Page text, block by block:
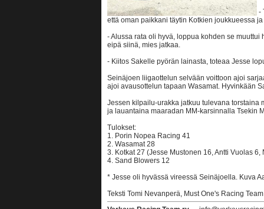
-
että oman paikkani täytin Kotkien joukkueessa
- Alussa rata oli hyvä, loppua kohden se
eipä siinä, mies jatkaa.
- Kiitos Sakelle pyörän lainasta, toteaa Jesse
Seinäjoen liigaottelun selvään voittoon ajoi
ajoi avausottelun tapaan Wasamat. Hyvinkään
Jessen kilpailu-urakka jatkuu tulevana torstaina
ja lauantaina maaradan MM-karsinnalla Tsekin
Tulokset:
1. Porin Nopea Racing 41
2. Wasamat 28
3. Kotkat 27 (Jesse Mustonen 16, Antti Vuolas
4. Sand Blowers 12
* Jesse oli hyvässä vireessä Seinäjoella. Kuva
Teksti Tomi Nevanperä, Must One's Racing Team